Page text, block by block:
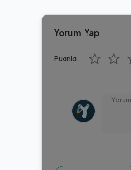
Yorum Yap
Puanla